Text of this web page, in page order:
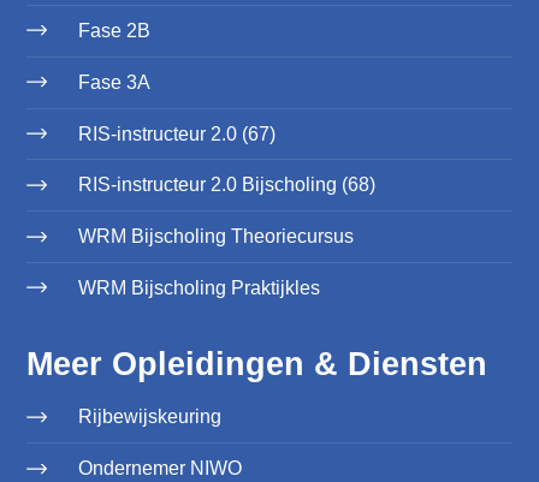
Fase 2B
Fase 3A
RIS-instructeur 2.0 (67)
RIS-instructeur 2.0 Bijscholing (68)
WRM Bijscholing Theoriecursus
WRM Bijscholing Praktijkles
Meer Opleidingen & Diensten
Rijbewijskeuring
Ondernemer NIWO